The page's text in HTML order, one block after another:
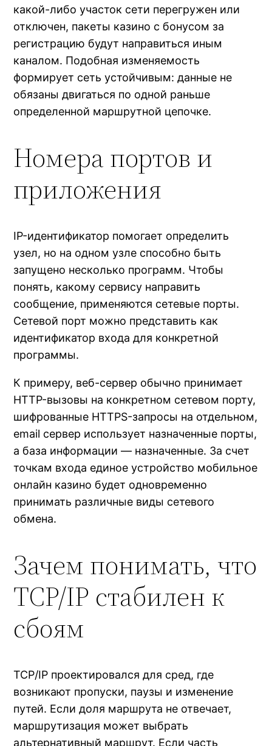
какой-либо участок сети перегружен или
отключен, пакеты казино с бонусом за
регистрацию будут направиться иным
каналом. Подобная изменяемость
формирует сеть устойчивым: данные не
обязаны двигаться по одной раньше
определенной маршрутной цепочке.
Номера портов и
приложения
IP-идентификатор помогает определить
узел, но на одном узле способно быть
запущено несколько программ. Чтобы
понять, какому сервису направить
сообщение, применяются сетевые порты.
Сетевой порт можно представить как
идентификатор входа для конкретной
программы.
К примеру, веб-сервер обычно принимает
HTTP-вызовы на конкретном сетевом порту,
шифрованные HTTPS-запросы на отдельном,
email сервер использует назначенные порты,
а база информации — назначенные. За счет
точкам входа единое устройство мобильное
онлайн казино будет одновременно
принимать различные виды сетевого
обмена.
Зачем понимать, что
TCP/IP стабилен к
сбоям
TCP/IP проектировался для сред, где
возникают пропуски, паузы и изменение
путей. Если доля маршрута не отвечает,
маршрутизация может выбрать
альтернативный маршрут. Если часть